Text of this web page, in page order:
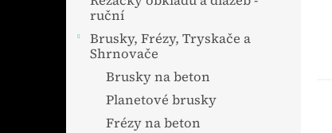
ruční
Brusky, Frézy, Tryskače a
Shrnovače
Brusky na beton
Planetové brusky
Frézy na beton